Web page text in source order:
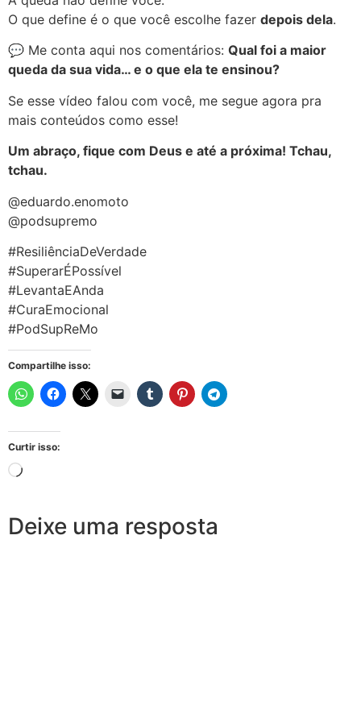
O que define é o que você escolhe fazer depois dela.
💬 Me conta aqui nos comentários: Qual foi a maior
queda da sua vida… e o que ela te ensinou?
Se esse vídeo falou com você, me segue agora pra
mais conteúdos como esse!
Um abraço, fique com Deus e até a próxima! Tchau,
tchau.
@eduardo.enomoto
@podsupremo
#ResiliênciaDeVerdade
#SuperarÉPossível
#LevantaEAnda
#CuraEmocional
#PodSupReMo
Compartilhe isso:
Curtir isso:
Deixe uma resposta